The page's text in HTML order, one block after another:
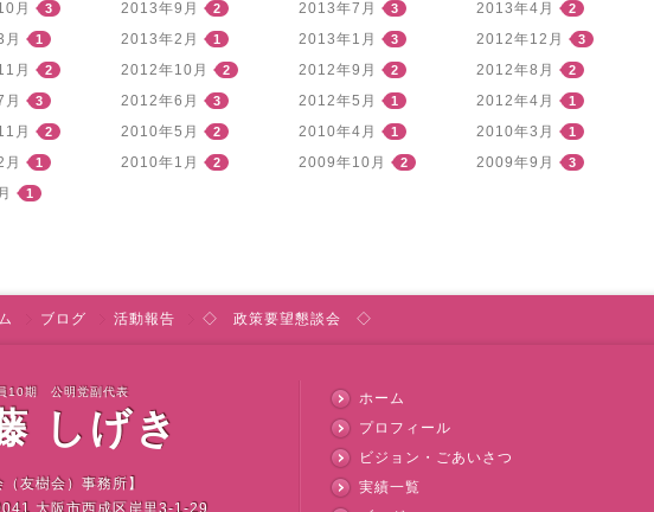
月 3 2013年9月 2 2013年7月 3 2013年4月 2
1 2013年2月 1 2013年1月 3 2012年12月 3
月 2 2012年10月 2 2012年9月 2 2012年8月 2
3 2012年6月 3 2012年5月 1 2012年4月 1
月 2 2010年5月 2 2010年4月 1 2010年3月 1
1 2010年1月 2 2009年10月 2 2009年9月 3
1
ブログ 活動報告 ◇ 政策要望懇談会 ◇
ホーム
プロフィール
ビジョン・ごあいさつ
実績一覧
10期 公明党副代表
しげき
（友樹会）事務所】